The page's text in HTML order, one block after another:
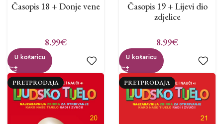
Časopis 18 + Donje vene
8.99€
U košaricu
Časopis 19 + Lijevi dio
zdjelice
8.99€
U košaricu
PRETPRODAJA PRETPRODAJA